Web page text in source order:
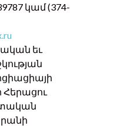
կամ (374-
եւ